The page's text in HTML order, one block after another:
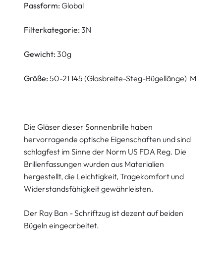
Passform: Global
Filterkategorie: 3N
Gewicht: 30g
Größe: 50-21 145 (Glasbreite-Steg-Bügellänge) M
Die Gläser dieser Sonnenbrille haben
hervorragende optische Eigenschaften und sind
schlagfest im Sinne der Norm US FDA Reg. Die
Brillenfassungen wurden aus Materialien
hergestellt, die Leichtigkeit, Tragekomfort und
Widerstandsfähigkeit gewährleisten.
Der Ray Ban - Schriftzug ist dezent auf beiden
Bügeln eingearbeitet.